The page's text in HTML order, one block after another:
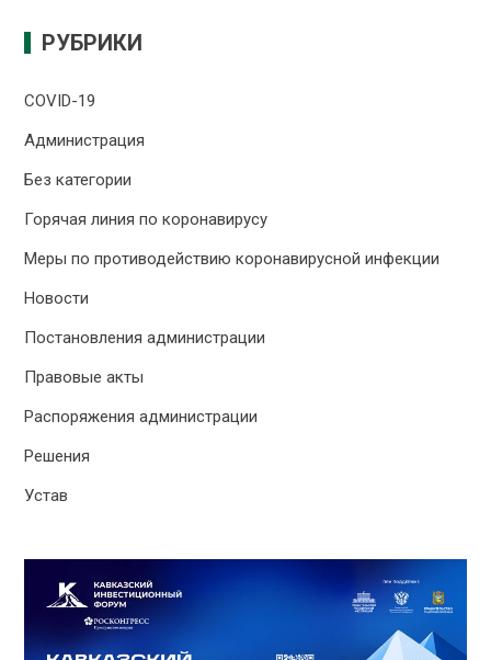
РУБРИКИ
COVID-19
Администрация
Без категории
Горячая линия по коронавирусу
Меры по противодействию коронавирусной инфекции
Новости
Постановления администрации
Правовые акты
Распоряжения администрации
Решения
Устав